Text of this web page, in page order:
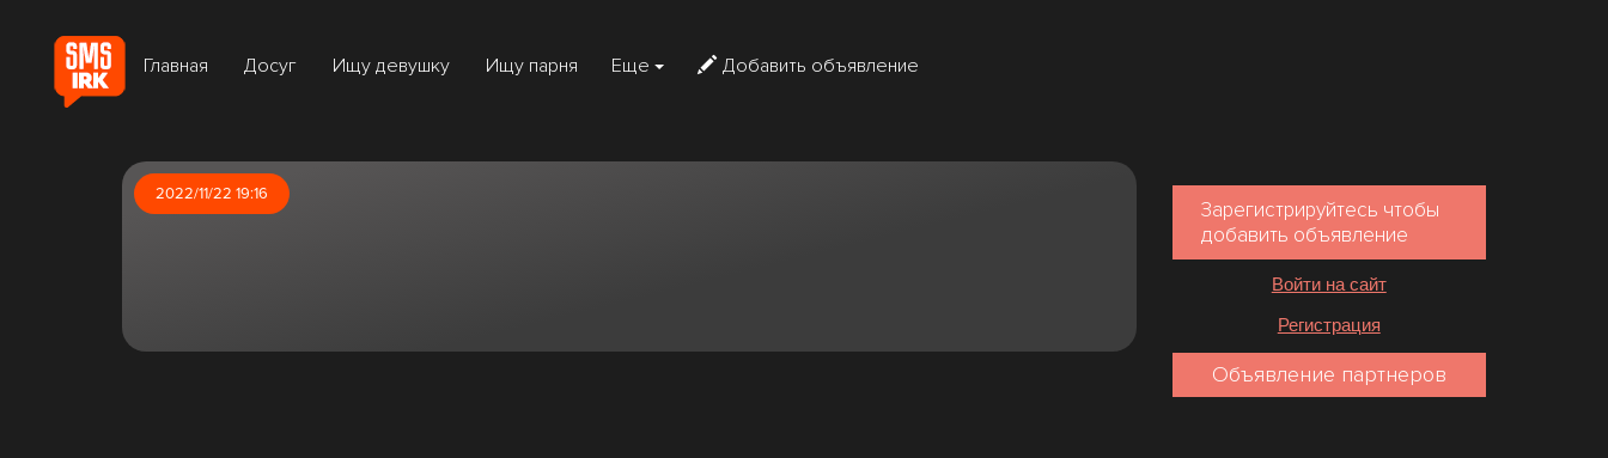
Главная Досуг Ищу девушку Ищу парня Еще Добавить объявление
2022/11/22 19:16
Зарегистрируйтесь чтобы
добавить объявление
Войти на сайт
Регистрация
Объявление партнеров